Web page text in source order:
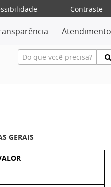
Contraste
Atendimento
GERAIS